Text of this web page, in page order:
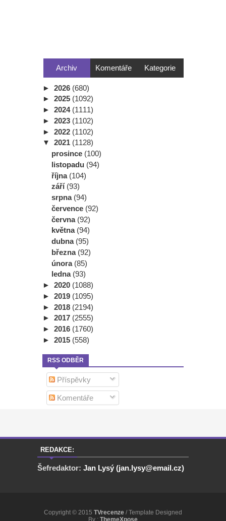
Archiv Komentáře Kategorie
► 2026 (680)
► 2025 (1092)
► 2024 (1111)
► 2023 (1102)
► 2022 (1102)
▼ 2021 (1128)
prosince (100)
listopadu (94)
října (104)
září (93)
srpna (94)
července (92)
června (92)
května (94)
dubna (95)
března (92)
února (85)
ledna (93)
► 2020 (1088)
► 2019 (1095)
► 2018 (2194)
► 2017 (2555)
► 2016 (1760)
► 2015 (558)
RSS ODBĚR
Příspěvky
Komentáře
REDAKCE:
Šefredaktor: Jan Lysý (jan.lysy@email.cz)
Copyright © 2015 TVrecenze / Template Designed
By : ThemeXpose